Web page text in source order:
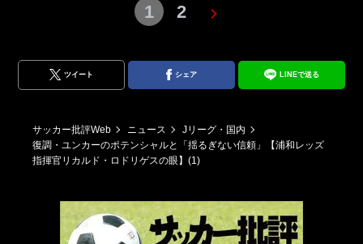
1 2
ツイート シェア LINEで送る
サッカー批評Web ニュース
Jリーグ・国内
復調・ユンカーのポテンシャルと「揺るぎない信頼」【浦和レッズ
指揮官リカルド・ロドリゲスの眼】(1)